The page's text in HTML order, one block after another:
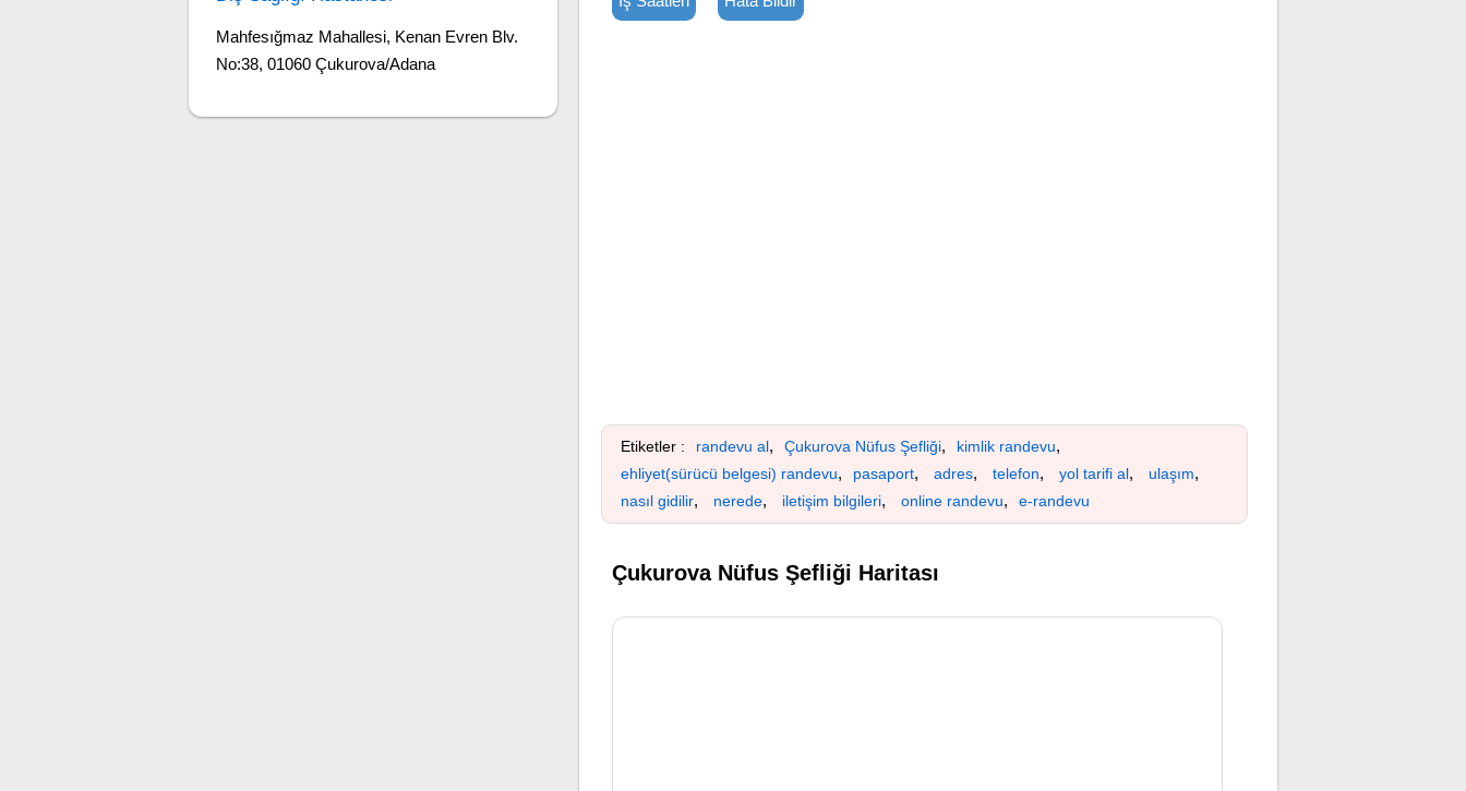
Etiketler : randevu al, Çukurova Nüfus Şefliği, kimlik randevu,
ehliyet(sürücü belgesi) randevu, pasaport, adres, telefon, yol tarifi al, ulaşım,
nasıl gidilir, nerede, iletişim bilgileri, online randevu, e-randevu
Çukurova Nüfus Şefliği Haritası
Mahfesığmaz Mahallesi, Kenan Evren Blv.
No:38, 01060 Çukurova/Adana